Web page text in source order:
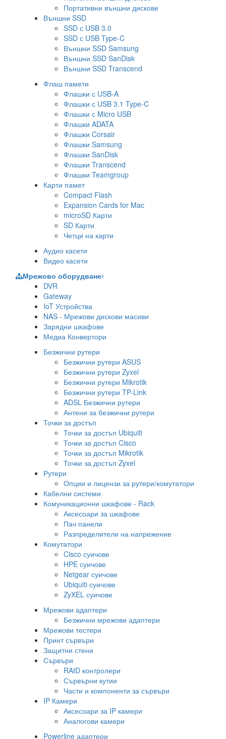
Портативни външни дискове
Външни SSD
SSD с USB 3.0
SSD с USB Type-C
Външни SSD Samsung
Външни SSD SanDisk
Външни SSD Transcend
Флаш памети
Флашки с USB-A
Флашки с USB 3.1 Type-C
Флашки с Micro USB
Флашки ADATA
Флашки Corsair
Флашки Samsung
Флашки SanDisk
Флашки Transcend
Флашки Teamgroup
Карти памет
Compact Flash
Expansion Cards for Mac
microSD Карти
SD Карти
Четци на карти
Аудио касети
Видео касети
Мрежово оборудване
DVR
Gateway
IoT Устройства
NAS - Мрежови дискови масиви
Зарядни шкафове
Медиа Конвертори
Безжични рутери
Безжични рутери ASUS
Безжични рутери Zyxel
Безжични рутери Mikrotik
Безжични рутери TP-Link
ADSL Безжични рутери
Антени за безжични рутери
Точки за достъп
Точки за достъп Ubiquiti
Точки за достъп Cisco
Точки за достъп Mikrotik
Точки за достъп Zyxel
Рутери
Опции и лицензи за рутери/комутатори
Кабелни системи
Комуникационни шкафове - Rack
Аксесоари за шкафове
Пач панели
Разпределители на напрежение
Комутатори
Cisco суичове
HPE суичове
Netgear суичове
Ubiquiti суичове
ZyXEL суичове
Мрежови адаптери
Безжични мрежови адаптери
Мрежови тестери
Принт сървъри
Защитни стени
Сървъри
RAID контролери
Сървърни кутии
Части и компоненти за сървъри
IP Камери
Аксесоари за IP камери
Аналогови камери
Powerline адаптери